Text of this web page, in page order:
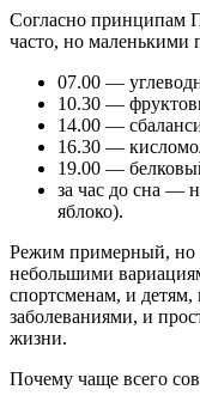
Согласно принципам
часто, но
07.00 —
10.30 —
14.00 —
16.30 —
19.00 —
за час до сна —
яблоко).
Режим примерный, но
небольшими
спортсменам, и
заболеваниями, и
жизни.
Почему чаще всего